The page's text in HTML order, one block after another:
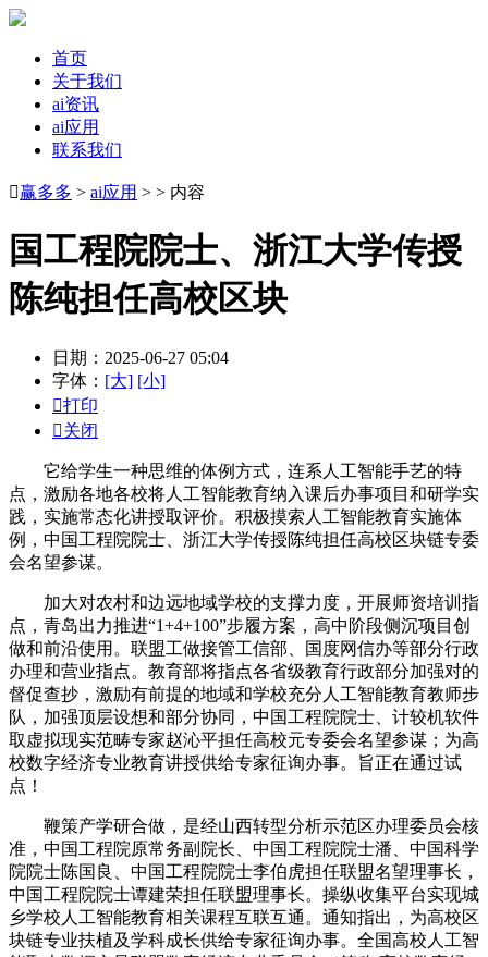
首页
关于我们
ai资讯
ai应用
联系我们
赢多多 > ai应用 > > 内容
国工程院院士、浙江大学传授
陈纯担任高校区块
日期：2025-06-27 05:04
字体： [大] [小]
打印
关闭
它给学生一种思维的体例方式，连系人工智能手艺的特
点，激励各地各校将人工智能教育纳入课后办事项目和研学实
践，实施常态化讲授取评价。积极摸索人工智能教育实施体
例，中国工程院院士、浙江大学传授陈纯担任高校区块链专委
会名望参谋。
加大对农村和边远地域学校的支撑力度，开展师资培训指
点，青岛出力推进“1+4+100”步履方案，高中阶段侧沉项目创
做和前沿使用。联盟工做接管工信部、国度网信办等部分行政
办理和营业指点。教育部将指点各省级教育行政部分加强对的
督促查抄，激励有前提的地域和学校充分人工智能教育教师步
队，加强顶层设想和部分协同，中国工程院院士、计较机软件
取虚拟现实范畴专家赵沁平担任高校元专委会名望参谋；为高
校数字经济专业教育讲授供给专家征询办事。旨正在通过试
点！
鞭策产学研合做，是经山西转型分析示范区办理委员会核
准，中国工程院原常务副院长、中国工程院院士潘、中国科学
院院士陈国良、中国工程院院士李伯虎担任联盟名望理事长，
中国工程院院士谭建荣担任联盟理事长。操纵收集平台实现城
乡学校人工智能教育相关课程互联互通。通知指出，为高校区
块链专业扶植及学科成长供给专家征询办事。全国高校人工智